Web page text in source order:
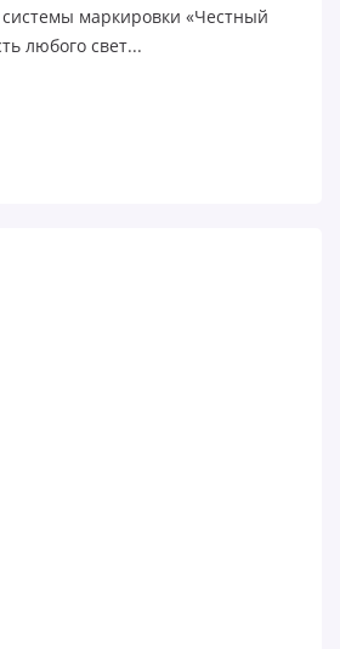
системы маркировки «Честный
любого свет...